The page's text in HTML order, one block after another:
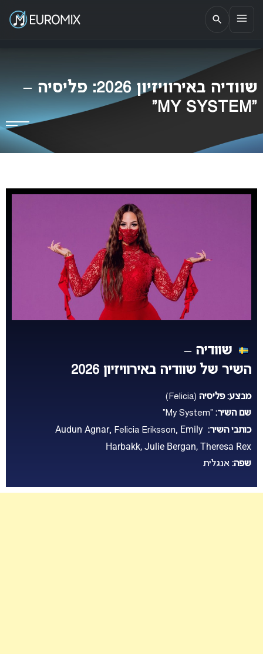
EUROMIX
אתר הבית של האירוויזיון בישראל
שוודיה באירוויזיון 2026: פליסיה –
“MY SYSTEM”
שוודיה –
השיר של שוודיה באירוויזיון 2026
מבצע: פליסיה (Felicia)
שם השיר: “My System”
כותבי השיר:
Audun Agnar, Felicia Eriksson, Emily
Harbakk, Julie Bergan, Theresa Rex
שפה: אנגלית